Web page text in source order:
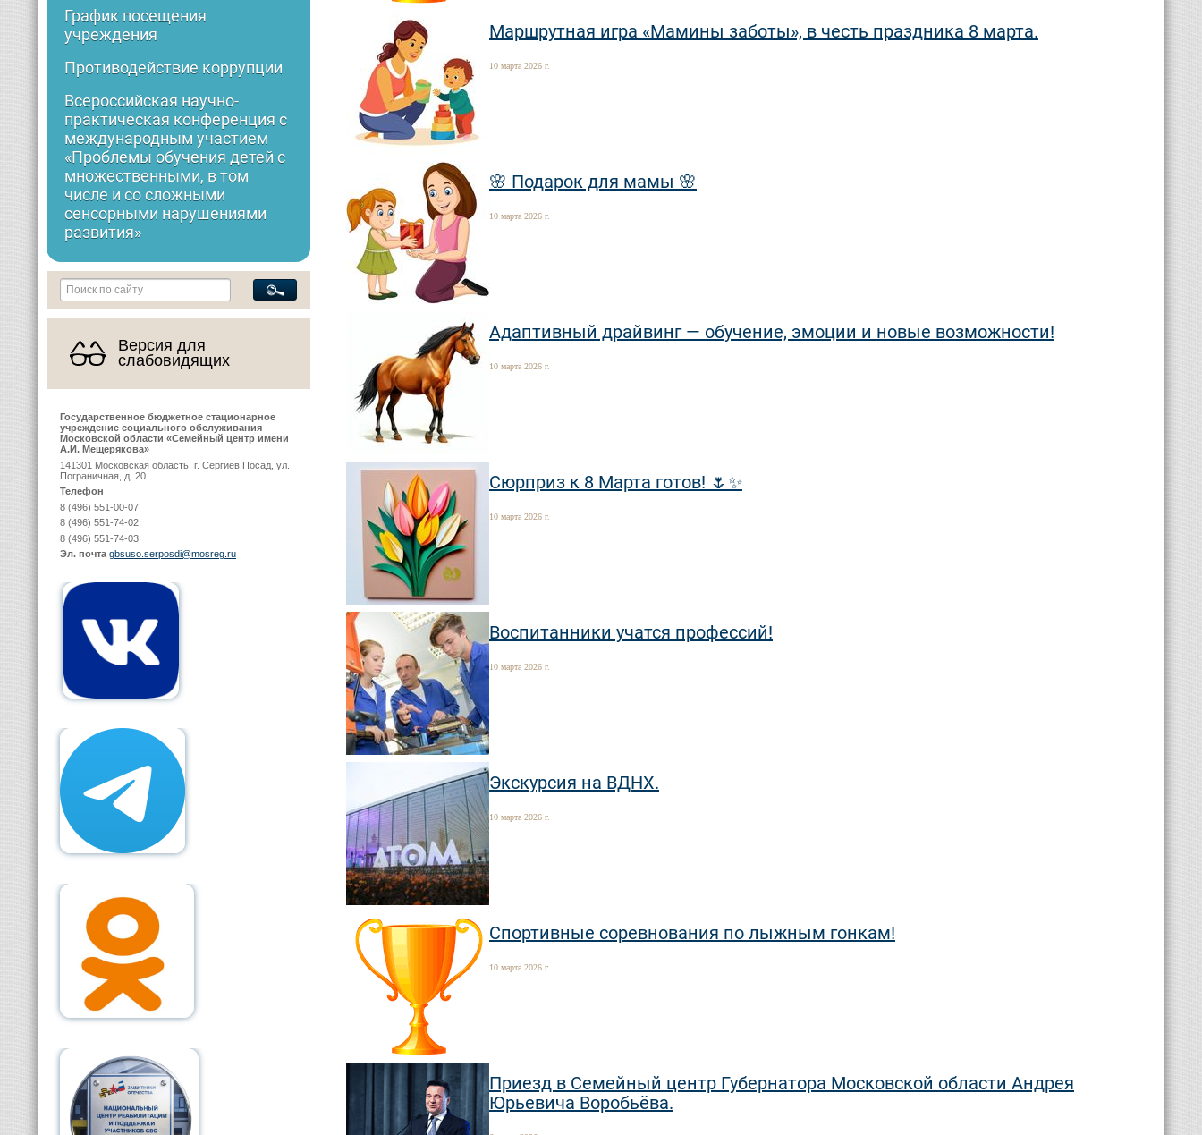
График посещения
учреждения
Противодействие коррупции
Всероссийская научно-
практическая конференция с
международным участием
«Проблемы обучения детей с
множественными, в том
числе и со сложными
сенсорными нарушениями
развития»
Версия для
слабовидящих
Государственное бюджетное стационарное
учреждение социального обслуживания
Московской области «Семейный центр имени
А.И. Мещерякова»
141301 Московская область, г. Сергиев Посад, ул.
Пограничная, д. 20
Телефон
8 (496) 551-00-07
8 (496) 551-74-02
8 (496) 551-74-03
Эл. почта gbsuso.serposdi@mosreg.ru
Маршрутная игра «Мамины заботы», в честь праздника 8 марта.
10 марта 2026 г.
🌸 Подарок для мамы 🌸
10 марта 2026 г.
Адаптивный драйвинг — обучение, эмоции и новые возможности!
10 марта 2026 г.
Сюрприз к 8 Марта готов! 🌷✨
10 марта 2026 г.
Воспитанники учатся профессий!
10 марта 2026 г.
Экскурсия на ВДНХ.
10 марта 2026 г.
Спортивные соревнования по лыжным гонкам!
10 марта 2026 г.
Приезд в Семейный центр Губернатора Московской области Андрея
Юрьевича Воробьёва.